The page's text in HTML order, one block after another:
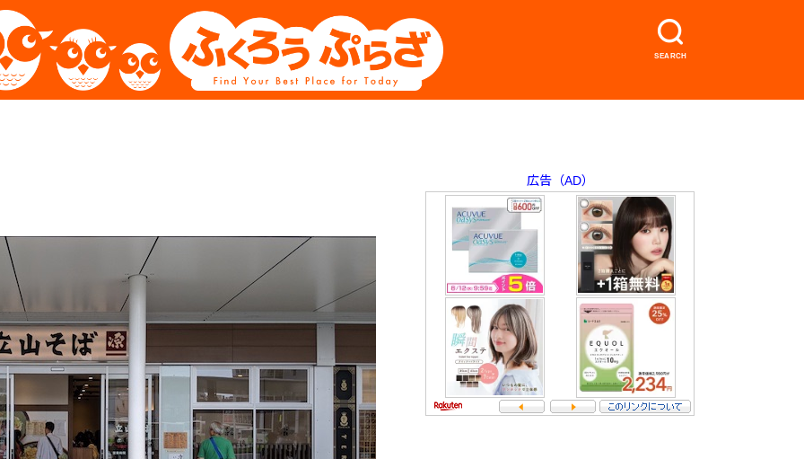
SEARCH
広告（AD）